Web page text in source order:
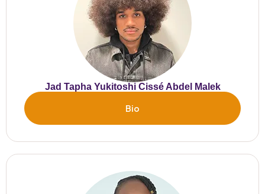
Jad Tapha Yukitoshi Cissé Abdel Malek
Bio